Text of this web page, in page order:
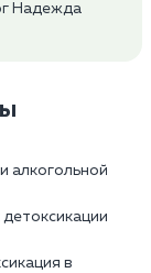
Надежда
алкогольной
в